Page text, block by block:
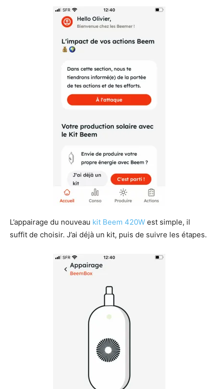
L’appairage du nouveau kit Beem 420W est simple, il
suffit de choisir. J’ai déjà un kit, puis de suivre les étapes.